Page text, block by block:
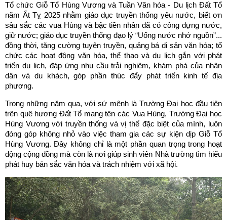
Tổ chức Giỗ Tổ Hùng Vương và Tuần Văn hóa - Du lịch Đất Tổ
năm Ất Tỵ 2025 nhằm giáo dục truyền thống yêu nước, biết ơn
sâu sắc các vua Hùng và bậc tiền nhân đã có công dựng nước,
giữ nước; giáo dục truyền thống đạo lý “Uống nước nhớ nguồn”...
đồng thời, tăng cường tuyên truyền, quảng bá di sản văn hóa; tổ
chức các hoạt động văn hóa, thể thao và du lịch gắn với phát
triển du lịch, đáp ứng nhu cầu trải nghiệm, khám phá của nhân
dân và du khách, góp phần thúc đẩy phát triển kinh tế địa
phương.
Trong những năm qua, với sứ mệnh là Trường Đại học đầu tiên
trên quê hương Đất Tổ mang tên các Vua Hùng, Trường Đại học
Hùng Vương với truyền thống và vị thế đặc biệt của mình, luôn
đóng góp không nhỏ vào việc tham gia các sự kiện dịp Giỗ Tổ
Hùng Vương. Đây không chỉ là một phần quan trọng trong hoạt
động cộng đồng mà còn là nơi giúp sinh viên Nhà trường tìm hiểu
phát huy bản sắc văn hóa và trách nhiệm với xã hội.